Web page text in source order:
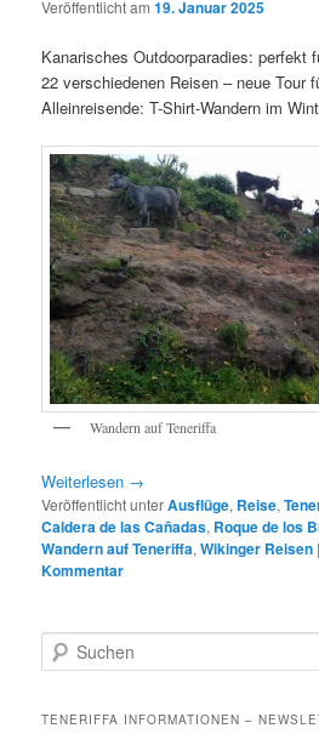
Veröffentlicht am19. Januar 2025
Kanarisches Outdoorparadies: perfekt
22 verschiedenen Reisen – neue Tour
Alleinreisende: T-Shirt-Wandern im
Wandern auf Teneriffa
Weiterlesen →
Veröffentlicht unterAusflüge, Reise,
Caldera de las Cañadas, Roque de los
Wandern auf Teneriffa,Wikinger Reisen
Kommentar
u
h
TENERIFFA INFORMATIONEN –